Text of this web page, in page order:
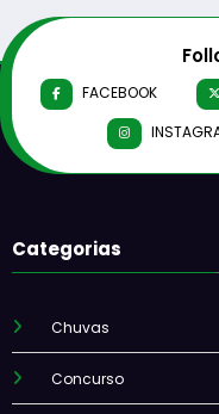
FACEBOOK
Categorias
Chuvas
Concurso